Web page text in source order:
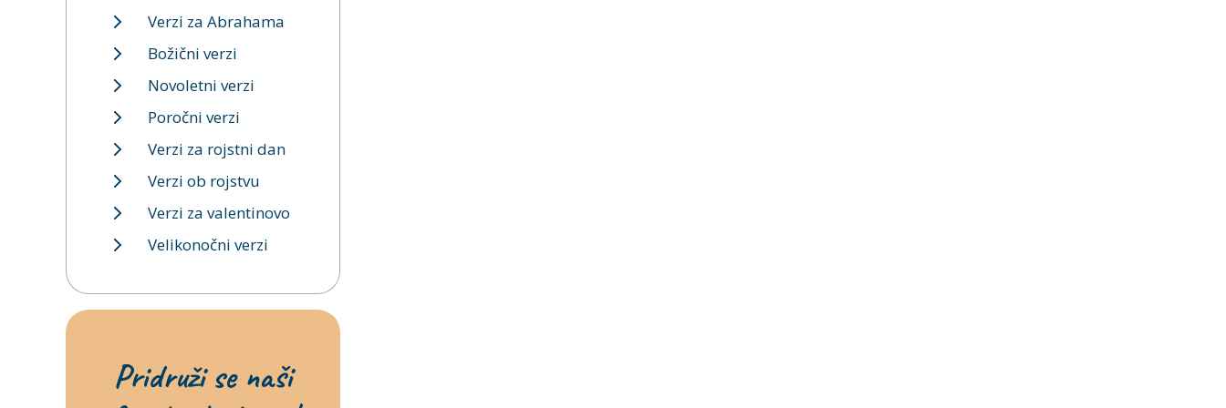
Verzi za Abrahama
Božični verzi
Novoletni verzi
Poročni verzi
Verzi za rojstni dan
Verzi ob rojstvu
Verzi za valentinovo
Velikonočni verzi
Pridruži se naši